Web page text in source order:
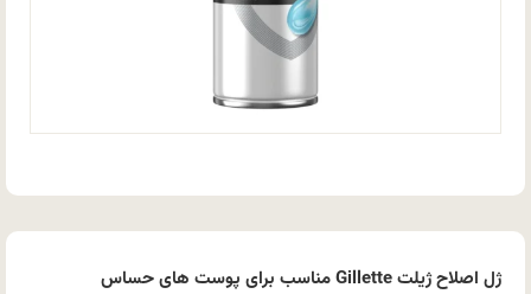
ژل اصلاح ژیلت Gillette مناسب برای پوست های حساس